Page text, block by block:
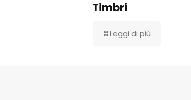
Timbri
Leggi di più